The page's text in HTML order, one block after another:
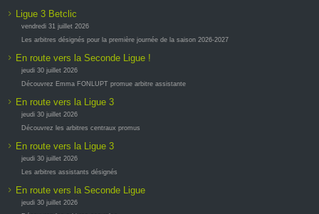
Ligue 3 Betclic
vendredi 31 juillet 2026
Les arbitres désignés pour la première journée de la saison 2026-2027
En route vers la Seconde Ligue !
jeudi 30 juillet 2026
Découvrez Emma FONLUPT promue arbitre assistante
En route vers la Ligue 3
jeudi 30 juillet 2026
Découvrez les arbitres centraux promus
En route vers la Ligue 3
jeudi 30 juillet 2026
Les arbitres assistants désignés
En route vers la Seconde Ligue
jeudi 30 juillet 2026